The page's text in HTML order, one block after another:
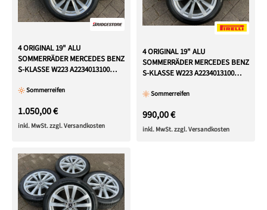
4 ORIGINAL 19" ALU
SOMMERRÄDER MERCEDES BENZ
S-KLASSE W223 A2234013100
Sommerreifen
1.050,00 €
inkl. MwSt. zzgl. Versandkosten
4 ORIGINAL 19" ALU
SOMMERRÄDER MERCEDES BENZ
S-KLASSE W223 A2234013100
Sommerreifen
990,00 €
inkl. MwSt. zzgl. Versandkosten